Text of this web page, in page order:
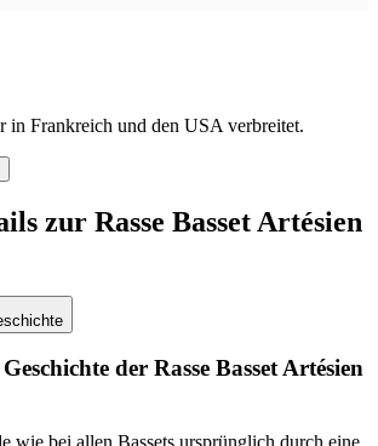
in Frankreich und den USA verbreitet.
zur Rasse Basset Artésien
der Rasse Basset Artésien